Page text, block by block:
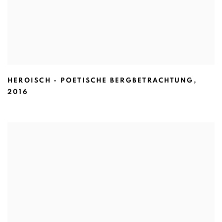
HEROISCH - POETISCHE BERGBETRACHTUNG ,
2016